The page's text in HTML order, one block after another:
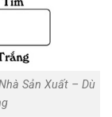
Sản Xuất‎ – Dù